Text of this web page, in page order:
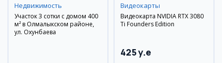
Недвижимость
Участок 3 сотки с домом 400
м² в Олмалыкском районе,
ул. Охунбаева
Видеокарты
Видеокарта NVIDIA RTX 3080
Ti Founders Edition
425 y.e